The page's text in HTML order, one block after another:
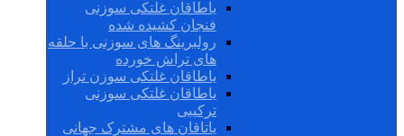
یاطاقان غلتکی سوزنی
فنجان کشیده شده
رولبرینگ های سوزنی با حلقه
های تراش خورده
یاطاقان غلتکی سوزن تراز
یاطاقان غلتکی سوزنی
ترکیبی
یاتاقان های مشترک جهانی